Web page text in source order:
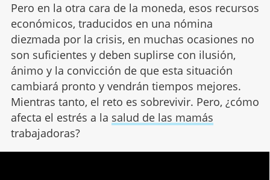
Pero en la otra cara de la moneda, esos recursos
económicos, traducidos en una nómina
diezmada por la crisis, en muchas ocasiones no
son suficientes y deben suplirse con ilusión,
ánimo y la convicción de que esta situación
cambiará pronto y vendrán tiempos mejores.
Mientras tanto, el reto es sobrevivir. Pero, ¿cómo
afecta el estrés a la salud de las mamás
trabajadoras?